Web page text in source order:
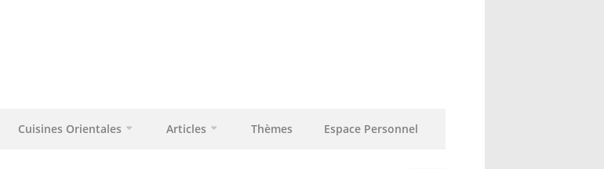
Cuisines Orientales Articles Thèmes Espace Personnel